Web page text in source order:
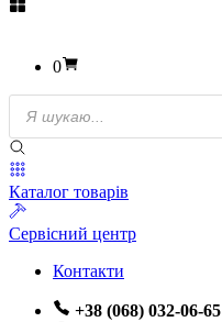
0
Пошук
товарів
Каталог товарів
Сервісний центр
Контакти
+38 (068) 032-06-65